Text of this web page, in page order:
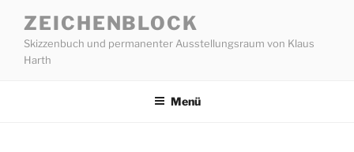
Inhalt
springen
ZEICHENBLOCK
Skizzenbuch und permanenter Ausstellungsraum von Klaus
Harth
Menü